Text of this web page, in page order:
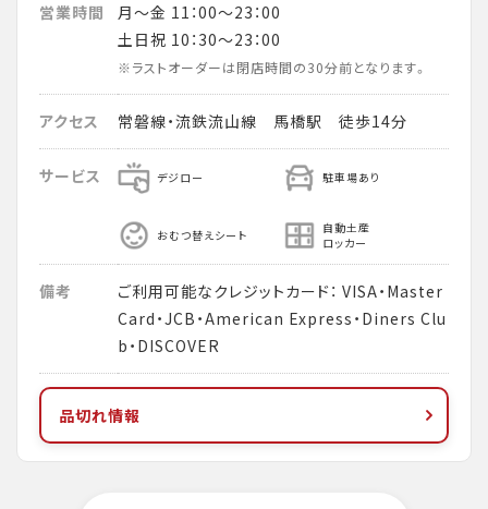
営業時間
月～金 11：00～23：00
土日祝 10：30～23：00
※ラストオーダーは閉店時間の30分前となります。
アクセス 常磐線・流鉄流山線 馬橋駅 徒歩14分
サービス デジロー 駐車場あり
おむつ替えシート
自動土産
ロッカー
備考
ご利用可能なクレジットカード： VISA・Master
Card・JCB・American Express・Diners Clu
b・DISCOVER
品切れ情報